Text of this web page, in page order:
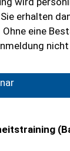
erhalten
eine